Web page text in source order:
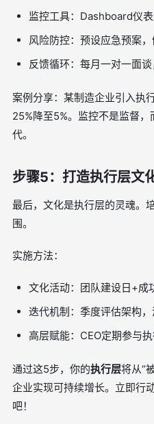
监控工具：Dashboard仪表
风险防控：预设应急预案
反馈循环：每月一对一面谈
案例分享：某制造企业引入执
25%降至5%。监控不是监督
代。
步骤5：打造执行层文
最后，文化是执行层的灵魂。
围。
实施方法：
文化活动：团队建设日+成
迭代机制：季度评估架构，
高层赋能：CEO定期参与
通过这5步，你的执行层将从“
企业实现可持续增长。立即行
吧！